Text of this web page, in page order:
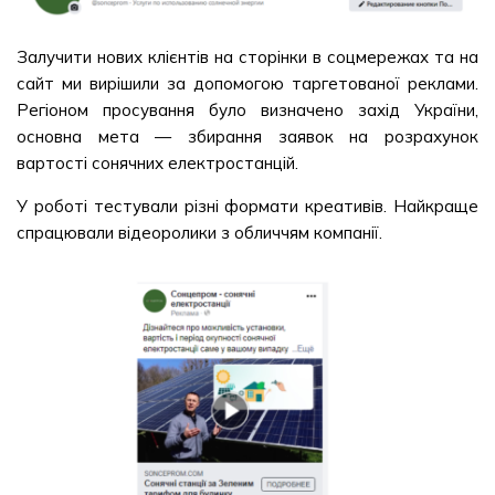
Залучити нових клієнтів на сторінки в соцмережах та на
сайт ми вирішили за допомогою таргетованої реклами.
Регіоном просування було визначено захід України,
основна мета — збирання заявок на розрахунок
вартості сонячних електростанцій.
У роботі тестували різні формати креативів. Найкраще
спрацювали відеоролики з обличчям компанії.